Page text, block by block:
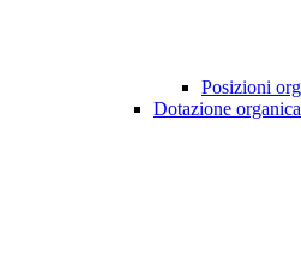
Posizioni
Dotazione organica